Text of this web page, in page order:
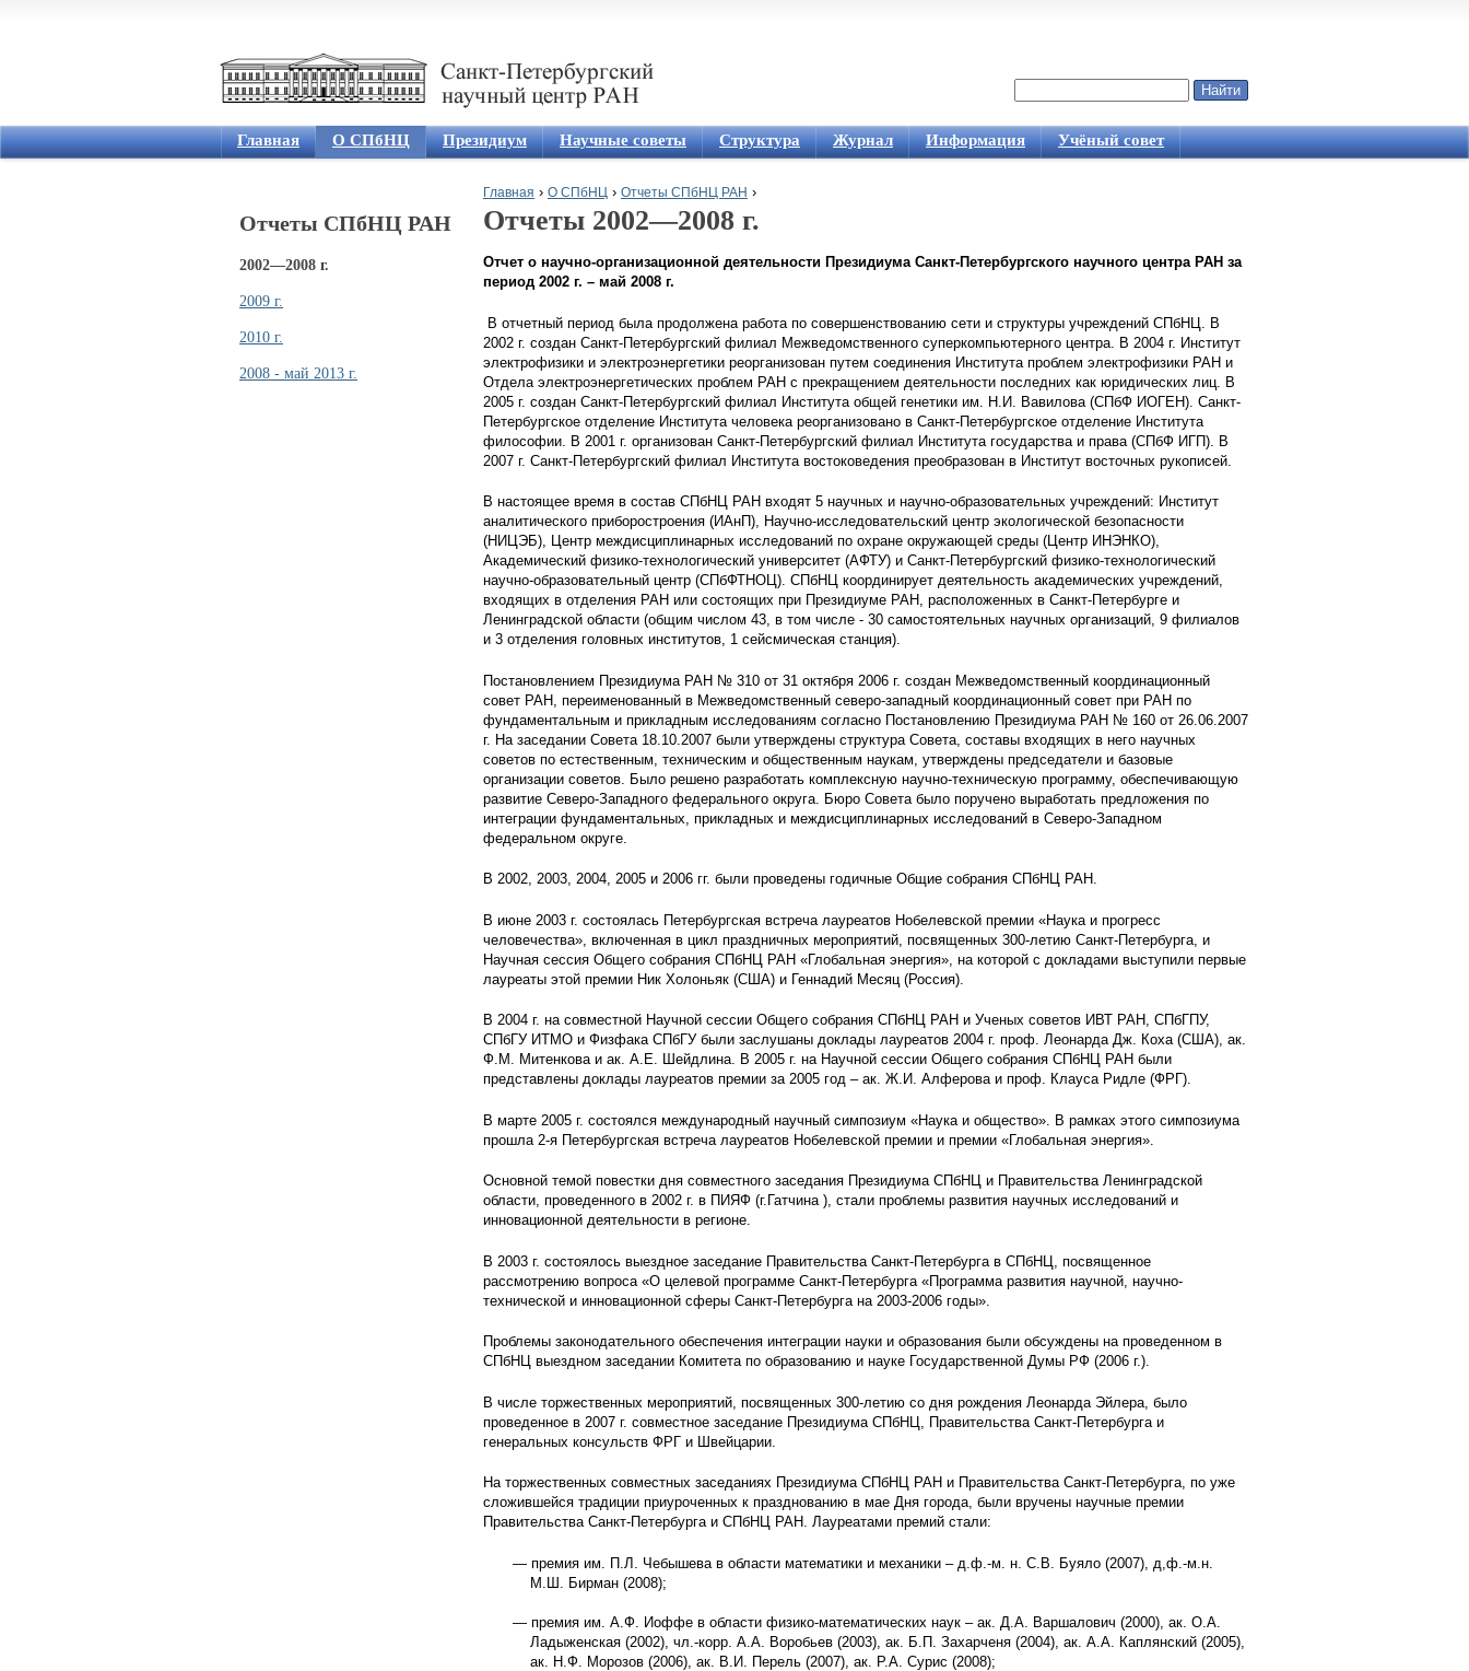
Форма поиска
Главная О СПбНЦ Президиум Научные советы Структура Журнал Информация Учёный совет
Вы здесь
Главная › О СПбНЦ › Отчеты СПбНЦ РАН ›
Отчеты 2002—2008 г.
Отчет о научно-организационной деятельности Президиума Санкт-Петербургского научного центра РАН за
период 2002 г. – май 2008 г.
В отчетный период была продолжена работа по совершенствованию сети и структуры учреждений СПбНЦ. В
2002 г. создан Санкт-Петербургский филиал Межведомственного суперкомпьютерного центра. В 2004 г. Институт
электрофизики и электроэнергетики реорганизован путем соединения Института проблем электрофизики РАН и
Отдела электроэнергетических проблем РАН с прекращением деятельности последних как юридических лиц. В
2005 г. создан Санкт-Петербургский филиал Института общей генетики им. Н.И. Вавилова (СПбФ ИОГЕН). Санкт-
Петербургское отделение Института человека реорганизовано в Санкт-Петербургское отделение Института
философии. В 2001 г. организован Санкт-Петербургский филиал Института государства и права (СПбФ ИГП). В
2007 г. Санкт-Петербургский филиал Института востоковедения преобразован в Институт восточных рукописей.
В настоящее время в состав СПбНЦ РАН входят 5 научных и научно-образовательных учреждений: Институт
аналитического приборостроения (ИАнП), Научно-исследовательский центр экологической безопасности
(НИЦЭБ), Центр междисциплинарных исследований по охране окружающей среды (Центр ИНЭНКО),
Академический физико-технологический университет (АФТУ) и Санкт-Петербургский физико-технологический
научно-образовательный центр (СПбФТНОЦ). СПбНЦ координирует деятельность академических учреждений,
входящих в отделения РАН или состоящих при Президиуме РАН, расположенных в Санкт-Петербурге и
Ленинградской области (общим числом 43, в том числе - 30 самостоятельных научных организаций, 9 филиалов
и 3 отделения головных институтов, 1 сейсмическая станция).
Постановлением Президиума РАН № 310 от 31 октября 2006 г. создан Межведомственный координационный
совет РАН, переименованный в Межведомственный северо-западный координационный совет при РАН по
фундаментальным и прикладным исследованиям согласно Постановлению Президиума РАН № 160 от 26.06.2007
г. На заседании Совета 18.10.2007 были утверждены структура Совета, составы входящих в него научных
советов по естественным, техническим и общественным наукам, утверждены председатели и базовые
организации советов. Было решено разработать комплексную научно-техническую программу, обеспечивающую
развитие Северо-Западного федерального округа. Бюро Совета было поручено выработать предложения по
интеграции фундаментальных, прикладных и междисциплинарных исследований в Северо-Западном
федеральном округе.
В 2002, 2003, 2004, 2005 и 2006 гг. были проведены годичные Общие собрания СПбНЦ РАН.
В июне 2003 г. состоялась Петербургская встреча лауреатов Нобелевской премии «Наука и прогресс
человечества», включенная в цикл праздничных мероприятий, посвященных 300-летию Санкт-Петербурга, и
Научная сессия Общего собрания СПбНЦ РАН «Глобальная энергия», на которой с докладами выступили первые
лауреаты этой премии Ник Холоньяк (США) и Геннадий Месяц (Россия).
В 2004 г. на совместной Научной сессии Общего собрания СПбНЦ РАН и Ученых советов ИВТ РАН, СПбГПУ,
СПбГУ ИТМО и Физфака СПбГУ были заслушаны доклады лауреатов 2004 г. проф. Леонарда Дж. Коха (США), ак.
Ф.М. Митенкова и ак. А.Е. Шейдлина. В 2005 г. на Научной сессии Общего собрания СПбНЦ РАН были
представлены доклады лауреатов премии за 2005 год – ак. Ж.И. Алферова и проф. Клауса Ридле (ФРГ).
В марте 2005 г. состоялся международный научный симпозиум «Наука и общество». В рамках этого симпозиума
прошла 2-я Петербургская встреча лауреатов Нобелевской премии и премии «Глобальная энергия».
Основной темой повестки дня совместного заседания Президиума СПбНЦ и Правительства Ленинградской
области, проведенного в 2002 г. в ПИЯФ (г.Гатчина ), стали проблемы развития научных исследований и
инновационной деятельности в регионе.
В 2003 г. состоялось выездное заседание Правительства Санкт-Петербурга в СПбНЦ, посвященное
рассмотрению вопроса «О целевой программе Санкт-Петербурга «Программа развития научной, научно-
технической и инновационной сферы Санкт-Петербурга на 2003-2006 годы».
Проблемы законодательного обеспечения интеграции науки и образования были обсуждены на проведенном в
СПбНЦ выездном заседании Комитета по образованию и науке Государственной Думы РФ (2006 г.).
В числе торжественных мероприятий, посвященных 300-летию со дня рождения Леонарда Эйлера, было
проведенное в 2007 г. совместное заседание Президиума СПбНЦ, Правительства Санкт-Петербурга и
генеральных консульств ФРГ и Швейцарии.
На торжественных совместных заседаниях Президиума СПбНЦ РАН и Правительства Санкт-Петербурга, по уже
сложившейся традиции приуроченных к празднованию в мае Дня города, были вручены научные премии
Правительства Санкт-Петербурга и СПбНЦ РАН. Лауреатами премий стали:
премия им. П.Л. Чебышева в области математики и механики – д.ф.-м. н. С.В. Буяло (2007), д,ф.-м.н.
М.Ш. Бирман (2008);
премия им. А.Ф. Иоффе в области физико-математических наук – ак. Д.А. Варшалович (2000), ак. О.А.
Ладыженская (2002), чл.-корр. А.А. Воробьев (2003), ак. Б.П. Захарченя (2004), ак. А.А. Каплянский (2005),
ак. Н.Ф. Морозов (2006), ак. В.И. Перель (2007), ак. Р.А. Сурис (2008);
Отчеты СПбНЦ РАН
2002—2008 г.
2009 г.
2010 г.
2008 - май 2013 г.